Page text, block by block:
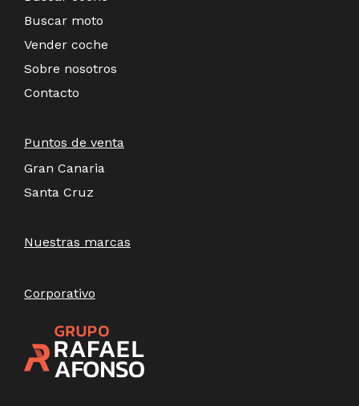
Buscar moto
Vender coche
Sobre nosotros
Contacto
Puntos de venta
Gran Canaria
Santa Cruz
Nuestras marcas
Corporativo